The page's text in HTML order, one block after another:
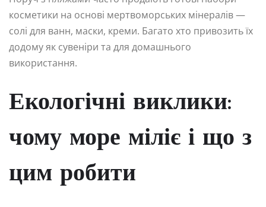
косметики на основі мертвоморських мінералів —
солі для ванн, маски, креми. Багато хто привозить їх
додому як сувеніри та для домашнього
використання.
Екологічні виклики:
чому море міліє і що з
цим робити